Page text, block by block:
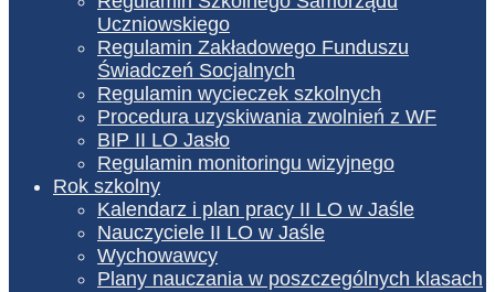
Uczniowskiego
Regulamin Zakładowego Funduszu
Świadczeń Socjalnych
Regulamin wycieczek szkolnych
Procedura uzyskiwania zwolnień z WF
BIP II LO Jasło
Regulamin monitoringu wizyjnego
Rok szkolny
Kalendarz i plan pracy II LO w Jaśle
Nauczyciele II LO w Jaśle
Wychowawcy
Plany nauczania w poszczególnych klasach